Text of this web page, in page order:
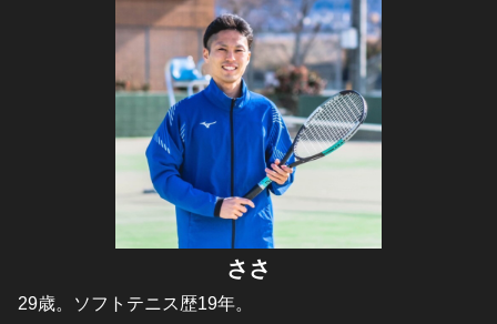
ささ
29歳。ソフトテニス歴19年。